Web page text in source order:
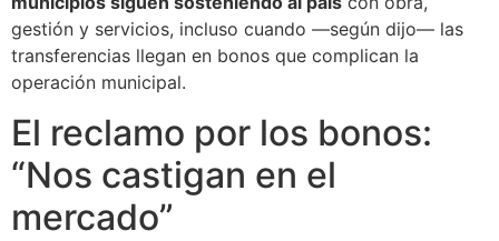
gestión y servicios, incluso cuando —según dijo— las
transferencias llegan en bonos que complican la
operación municipal.
El reclamo por los bonos:
“Nos castigan en el
mercado”